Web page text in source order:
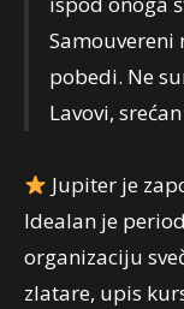
Samouvereni
pobedi. Ne
Lavovi,
Jupiter je
Idealan je
organizaciju
zlatare, upis